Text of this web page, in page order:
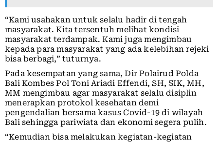
“Kami usahakan untuk selalu hadir di tengah
masyarakat. Kita tersentuh melihat kondisi
masyarakat terdampak. Kami juga mengimbau
kepada para masyarakat yang ada kelebihan rejeki
bisa berbagi,” tuturnya.
Pada kesempatan yang sama, Dir Polairud Polda
Bali Kombes Pol Toni Ariadi Effendi, SH, SIK, MH,
MM mengimbau agar masyarakat selalu disiplin
menerapkan protokol kesehatan demi
pengendalian bersama kasus Covid-19 di wilayah
Bali sehingga pariwiata dan ekonomi segera pulih.
“Kemudian bisa melakukan kegiatan-kegiatan